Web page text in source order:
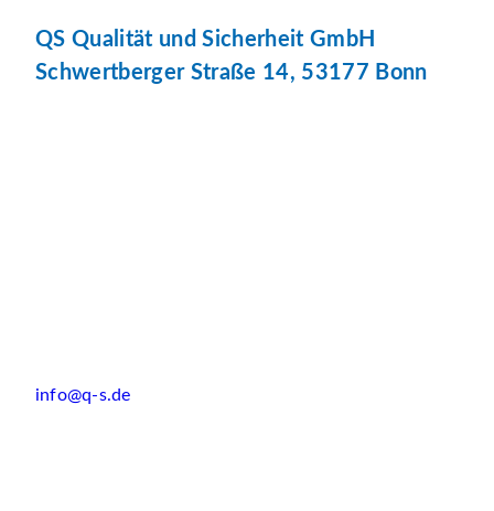
QS Qualität und Sicherheit GmbH
Schwertberger Straße 14, 53177 Bonn
info@q-s.de